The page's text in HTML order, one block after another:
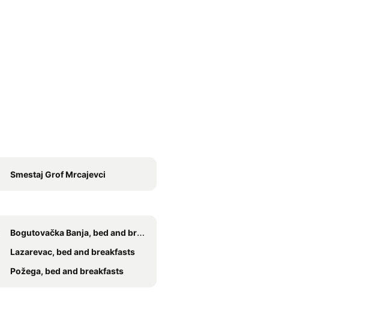
Smestaj Grof Mrcajevci
Bogutovačka Banja, bed and breakfasts
Lazarevac, bed and breakfasts
Požega, bed and breakfasts